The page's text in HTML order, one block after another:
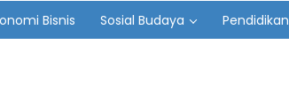
Bisnis Sosial Budaya Pendidikan